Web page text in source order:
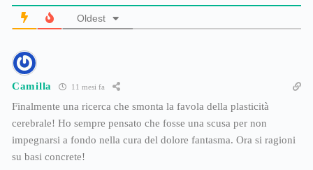
Oldest
Camilla 11 mesi fa
Finalmente una ricerca che smonta la favola della plasticità
cerebrale! Ho sempre pensato che fosse una scusa per non
impegnarsi a fondo nella cura del dolore fantasma. Ora si ragioni
su basi concrete!